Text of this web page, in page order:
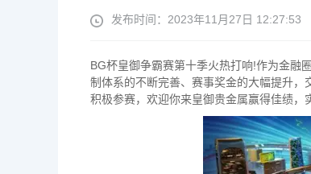
发布时间：2023年11月27日 12:27:53
BG杯皇御争霸赛第十季火热打响!作为金融
制体系的不断完善、赛事奖金的大幅提升
积极参赛，欢迎你来皇御贵金属赢得佳绩，